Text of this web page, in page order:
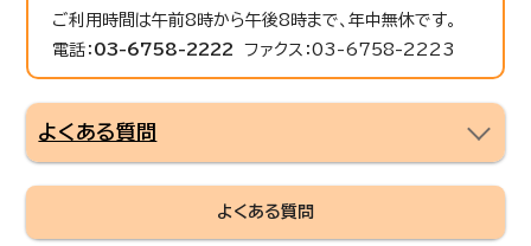
ご利用時間は午前8時から午後8時まで、年中無休です。
電話： 03-6758-2222 ファクス：03-6758-2223
よくある質問
よくある質問